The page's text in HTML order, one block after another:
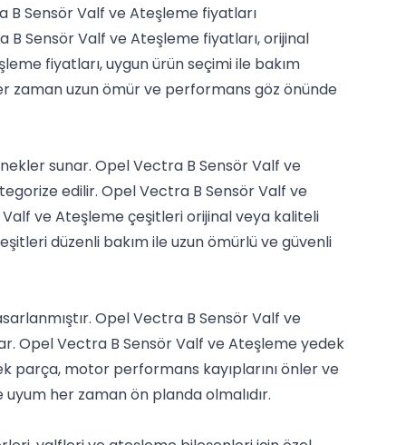
Sensör Valf ve Ateşleme fiyatları
Sensör Valf ve Ateşleme fiyatları, orijinal
fiyatları, uygun ürün seçimi ile bakım
zaman uzun ömür ve performans göz önünde
sunar. Opel Vectra B Sensör Valf ve
edilir. Opel Vectra B Sensör Valf ve
ve Ateşleme çeşitleri orijinal veya kaliteli
düzenli bakım ile uzun ömürlü ve güvenli
Opel Vectra B Sensör Valf ve
Opel Vectra B Sensör Valf ve Ateşleme yedek
parça, motor performans kayıplarını önler ve
her zaman ön planda olmalıdır.